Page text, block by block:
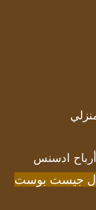
ادسنس
جيست بوست